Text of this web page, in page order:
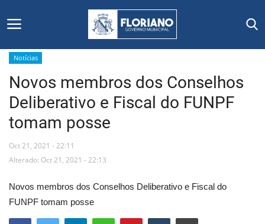
Início
Editais
Floriano
Mural de Licitações
Notícias
Novos membros dos Conselhos
Deliberativo e Fiscal do FUNPF
tomam posse
Oct 21, 2021 - 22:11
Alterado: Oct 21, 2021 - 22:13
Novos membros dos Conselhos Deliberativo e Fiscal do
FUNPF tomam posse